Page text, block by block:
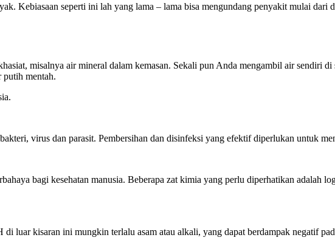
Kebiasaan seperti ini lah yang lama – lama bisa mengundang penyakit mulai dari
misalnya air mineral dalam kemasan. Sekali pun Anda mengambil air sendiri di
putih mentah.
virus dan parasit. Pembersihan dan disinfeksi yang efektif diperlukan untuk
bagi kesehatan manusia. Beberapa zat kimia yang perlu diperhatikan adalah
luar kisaran ini mungkin terlalu asam atau alkali, yang dapat berdampak negatif